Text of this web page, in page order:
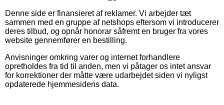
Denne side er finansieret af reklamer. Vi arbejder tæt
sammen med en gruppe af netshops eftersom vi introducerer
deres tilbud, og opnår honorar såfremt en bruger fra vores
website gennemfører en bestilling.
Anvisninger omkring varer og internet forhandlere
opretholdes fra tid til anden, men vi påtager os intet ansvar
for korrektioner der måtte være udarbejdet siden vi nyligst
opdaterede hjemmesidens data.